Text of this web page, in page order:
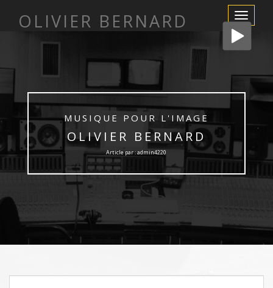
Afficher/
la
navigation
OLIVIER BERNARD
MUSIQUE POUR L'IMAGE
OLIVIER BERNARD
Article par : admin4220